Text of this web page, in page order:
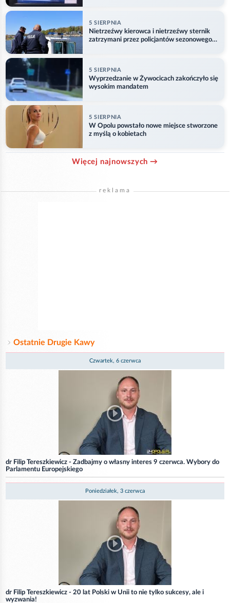
5 SIERPNIA
Nietrzeźwy kierowca i nietrzeźwy sternik
zatrzymani przez policjantów sezonowego
5 SIERPNIA
Wyprzedzanie w Żywocicach zakończyło się
wysokim mandatem
5 SIERPNIA
W Opolu powstało nowe miejsce stworzone
z myślą o kobietach
Więcej najnowszych →
reklama
Ostatnie Drugie Kawy
Czwartek, 6 czerwca
dr Filip Tereszkiewicz - Zadbajmy o własny interes 9 czerwca. Wybory do
Parlamentu Europejskiego
Poniedziałek, 3 czerwca
dr Filip Tereszkiewicz - 20 lat Polski w Unii to nie tylko sukcesy, ale i
wyzwania!